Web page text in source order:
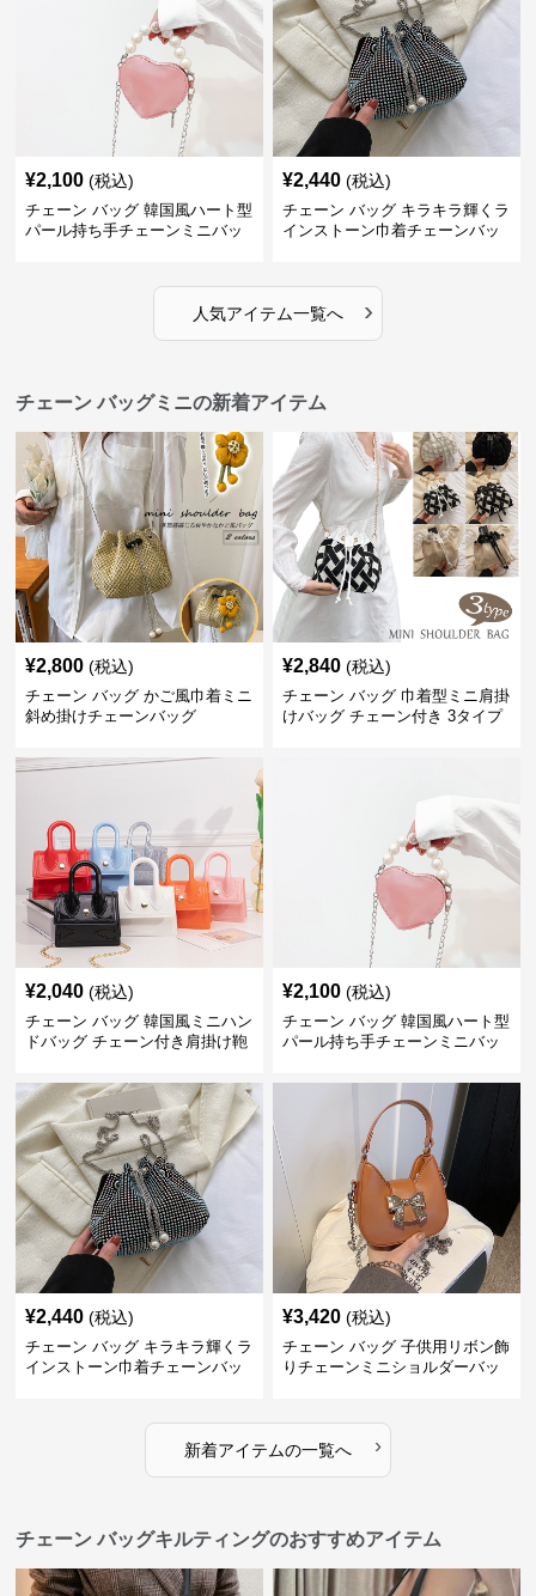
¥2,100 (税込)
チェーン バッグ 韓国風ハート型
パール持ち手チェーンミニバッ
¥2,440 (税込)
チェーン バッグ キラキラ輝くラ
インストーン巾着チェーンバッ
人気アイテム一覧へ ›
チェーン バッグミニの新着アイテム
¥2,800 (税込)
チェーン バッグ かご風巾着ミニ
斜め掛けチェーンバッグ
¥2,840 (税込)
チェーン バッグ 巾着型ミニ肩掛
けバッグ チェーン付き 3タイプ
¥2,040 (税込)
チェーン バッグ 韓国風ミニハン
ドバッグ チェーン付き肩掛け鞄
¥2,100 (税込)
チェーン バッグ 韓国風ハート型
パール持ち手チェーンミニバッ
¥2,440 (税込)
チェーン バッグ キラキラ輝くラ
インストーン巾着チェーンバッ
¥3,420 (税込)
チェーン バッグ 子供用リボン飾
りチェーンミニショルダーバッ
新着アイテムの一覧へ ›
チェーン バッグキルティングのおすすめアイテム